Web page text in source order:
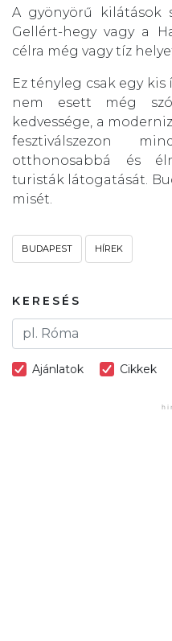
A gyönyörű kilátások
Gellért-hegy vagy a
célra még vagy tíz
Ez tényleg csak egy
nem esett még
kedvessége, a
fesztiválszezon
otthonosabbá és
turisták látogatását.
misét.
BUDAPEST HÍREK
KERESÉS
Ajánlatok Cikkek